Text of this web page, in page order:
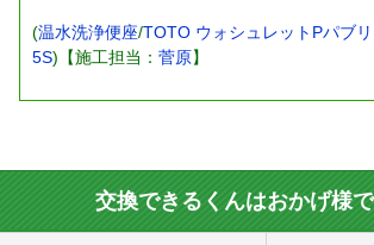
(温水洗浄便座/TOTO ウォシュレットPパブ
5S)【施工担当： 菅原】
交換できるくんはおかげ様